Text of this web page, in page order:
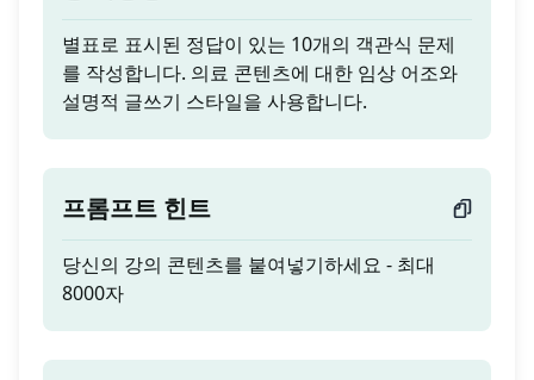
별표로 표시된 정답이 있는 10개의 객관식 문제
를 작성합니다. 의료 콘텐츠에 대한 임상 어조와
설명적 글쓰기 스타일을 사용합니다.
프롬프트 힌트
당신의 강의 콘텐츠를 붙여넣기하세요 - 최대
8000자